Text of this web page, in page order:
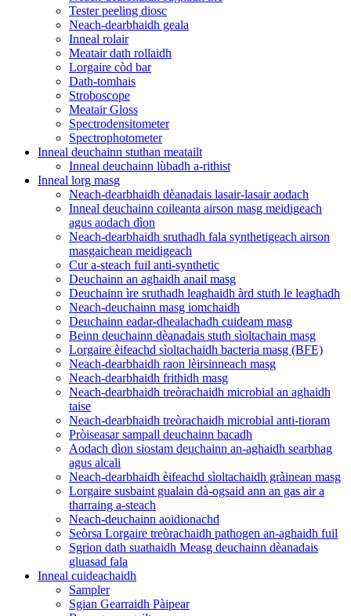
Tester peeling diosc
Neach-dearbhaidh geala
Inneal rolair
Meatair dath rollaidh
Lorgaire còd bar
Dath-tomhais
Stroboscope
Meatair Gloss
Spectrodensitometer
Spectrophotometer
Inneal deuchainn stuthan meatailt
Inneal deuchainn lùbadh a-rithist
Inneal lorg masg
Neach-dearbhaidh dèanadais lasair-lasair aodach
Inneal deuchainn coileanta airson masg meidigeach
agus aodach dìon
Neach-dearbhaidh sruthadh fala synthetigeach airson
masgaichean meidigeach
Cur a-steach fuil anti-synthetic
Deuchainn an aghaidh anail masg
Deuchainn ìre sruthadh leaghaidh àrd stuth le leaghadh
Neach-deuchainn masg iomchaidh
Deuchainn eadar-dhealachadh cuideam masg
Beinn deuchainn dèanadais stuth sìoltachain masg
Lorgaire èifeachd sìoltachaidh bacteria masg (BFE)
Neach-dearbhaidh raon lèirsinneach masg
Neach-dearbhaidh frithidh masg
Neach-dearbhaidh treòrachaidh microbial an aghaidh
taise
Neach-dearbhaidh treòrachaidh microbial anti-tioram
Pròiseasar sampall deuchainn bacadh
Aodach dìon siostam deuchainn an-aghaidh searbhag
agus alcali
Neach-dearbhaidh èifeachd sìoltachaidh gràinean masg
Lorgaire susbaint gualain dà-ogsaid ann an gas air a
tharraing a-steach
Neach-deuchainn aoidionachd
Seòrsa Lorgaire treòrachaidh pathogen an-aghaidh fuil
Sgrion dath suathaidh Measg deuchainn dèanadais
gluasad fala
Inneal cuideachaidh
Sampler
Sgian Gearraidh Pàipear